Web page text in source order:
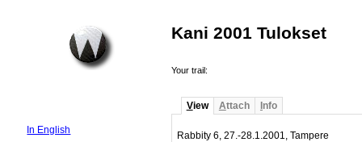
Kani 2001 Tulokset
Your trail:
View Attach Info
Rabbity 6, 27.-28.1.2001, Tampere
In English